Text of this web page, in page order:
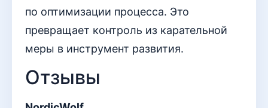
по оптимизации процесса. Это
превращает контроль из карательной
меры в инструмент развития.
Отзывы